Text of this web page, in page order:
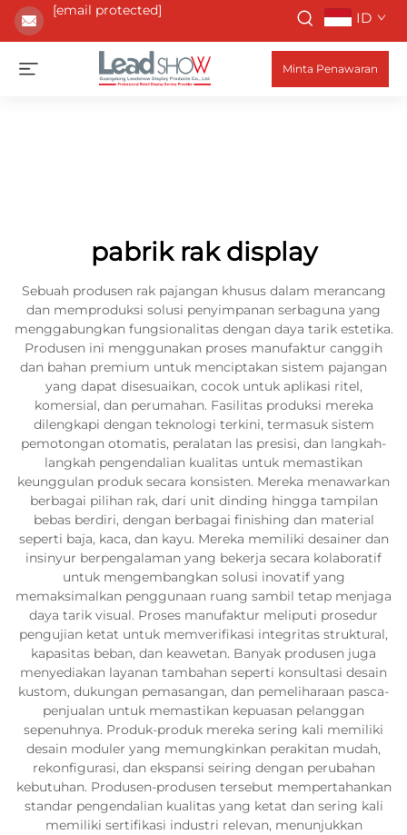
[email protected] ID
Minta Penawaran
pabrik rak display
Sebuah produsen rak pajangan khusus dalam merancang
dan memproduksi solusi penyimpanan serbaguna yang
menggabungkan fungsionalitas dengan daya tarik estetika.
Produsen ini menggunakan proses manufaktur canggih
dan bahan premium untuk menciptakan sistem pajangan
yang dapat disesuaikan, cocok untuk aplikasi ritel,
komersial, dan perumahan. Fasilitas produksi mereka
dilengkapi dengan teknologi terkini, termasuk sistem
pemotongan otomatis, peralatan las presisi, dan langkah-
langkah pengendalian kualitas untuk memastikan
keunggulan produk secara konsisten. Mereka menawarkan
berbagai pilihan rak, dari unit dinding hingga tampilan
bebas berdiri, dengan berbagai finishing dan material
seperti baja, kaca, dan kayu. Mereka memiliki desainer dan
insinyur berpengalaman yang bekerja secara kolaboratif
untuk mengembangkan solusi inovatif yang
memaksimalkan penggunaan ruang sambil tetap menjaga
daya tarik visual. Proses manufaktur meliputi prosedur
pengujian ketat untuk memverifikasi integritas struktural,
kapasitas beban, dan keawetan. Banyak produsen juga
menyediakan layanan tambahan seperti konsultasi desain
kustom, dukungan pemasangan, dan pemeliharaan pasca-
penjualan untuk memastikan kepuasan pelanggan
sepenuhnya. Produk-produk mereka sering kali memiliki
desain moduler yang memungkinkan perakitan mudah,
rekonfigurasi, dan ekspansi seiring dengan perubahan
kebutuhan. Produsen-produsen tersebut mempertahankan
standar pengendalian kualitas yang ketat dan sering kali
memiliki sertifikasi industri relevan, menunjukkan